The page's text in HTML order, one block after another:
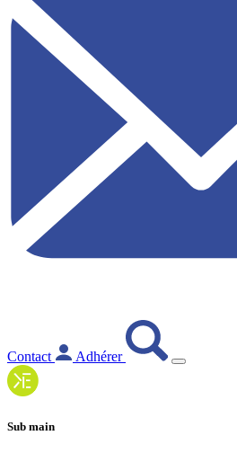
Contact Adhérer
Sub main